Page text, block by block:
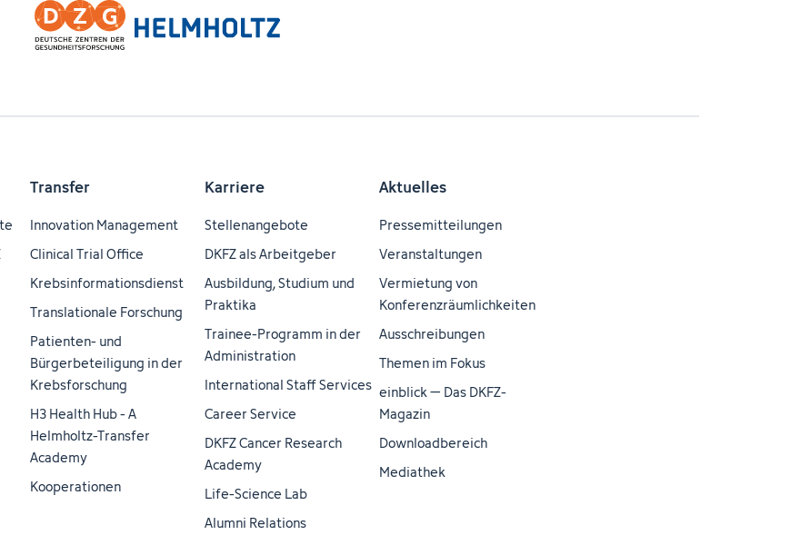
Transfer
Innovation Management
Clinical Trial Office
Krebsinformationsdienst
Translationale Forschung
Patienten- und
Bürgerbeteiligung in der
Krebsforschung
H3 Health Hub - A
Helmholtz-Transfer
Academy
Kooperationen
Karriere
Stellenangebote
DKFZ als Arbeitgeber
Ausbildung, Studium und
Praktika
Trainee-Programm in der
Administration
International Staff Services
Career Service
DKFZ Cancer Research
Academy
Life-Science Lab
Alumni Relations
Aktuelles
Pressemitteilungen
Veranstaltungen
Vermietung von
Konferenzräumlichkeiten
Ausschreibungen
Themen im Fokus
einblick – Das DKFZ-
Magazin
Downloadbereich
Mediathek